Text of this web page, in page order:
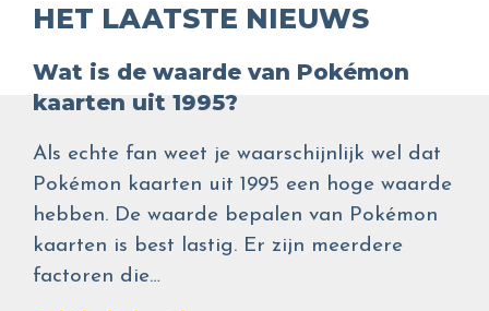
HET LAATSTE NIEUWS
Wat is de waarde van Pokémon
kaarten uit 1995?
Als echte fan weet je waarschijnlijk wel dat
Pokémon kaarten uit 1995 een hoge waarde
hebben. De waarde bepalen van Pokémon
kaarten is best lastig. Er zijn meerdere
factoren die…